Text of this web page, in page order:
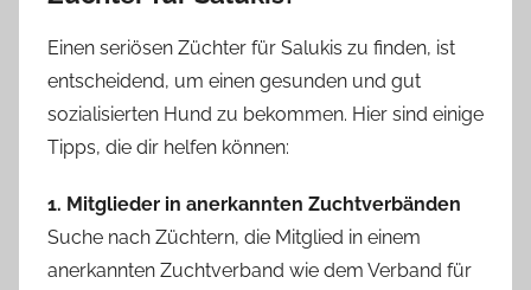
Einen seriösen Züchter für Salukis zu finden, ist
entscheidend, um einen gesunden und gut
sozialisierten Hund zu bekommen. Hier sind einige
Tipps, die dir helfen können:
1. Mitglieder in anerkannten Zuchtverbänden
Suche nach Züchtern, die Mitglied in einem
anerkannten Zuchtverband wie dem Verband für